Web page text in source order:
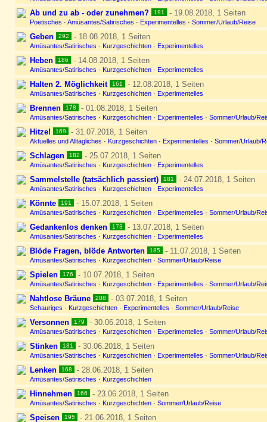
Ab und zu ab - oder zunehmen? 191 - 19.08.2018, 1 Seiten
Poetisches · Amüsantes/Satirisches · Experimentelles · Sommer/Urlaub/Reise
Geben 292 - 18.08.2018, 1 Seiten
Amüsantes/Satirisches · Kurzgeschichten · Experimentelles
Heben 186 - 14.08.2018, 1 Seiten
Amüsantes/Satirisches · Kurzgeschichten · Experimentelles
Halten 2. Möglichkeit 161 - 12.08.2018, 1 Seiten
Amüsantes/Satirisches · Kurzgeschichten · Experimentelles
Brennen 178 - 01.08.2018, 1 Seiten
Amüsantes/Satirisches · Kurzgeschichten · Experimentelles · Sommer/Urlaub/
Hitze! 169 - 31.07.2018, 1 Seiten
Aktuelles und Alltägliches · Kurzgeschichten · Experimentelles · Sommer/Urlaub/
Schlagen 182 - 25.07.2018, 1 Seiten
Amüsantes/Satirisches · Kurzgeschichten · Experimentelles
Sammelstelle (tatsächlich passiert) 181 - 24.07.2018, 1 Seiten
Amüsantes/Satirisches · Kurzgeschichten · Experimentelles
Könnte 191 - 15.07.2018, 1 Seiten
Amüsantes/Satirisches · Kurzgeschichten · Experimentelles · Sommer/Urlaub/
Gedankenlos denken 173 - 13.07.2018, 1 Seiten
Amüsantes/Satirisches · Kurzgeschichten · Experimentelles
Blöde Fragen, blöde Antworten 185 - 11.07.2018, 1 Seiten
Amüsantes/Satirisches · Kurzgeschichten · Sommer/Urlaub/Reise
Spielen 176 - 10.07.2018, 1 Seiten
Amüsantes/Satirisches · Kurzgeschichten · Experimentelles · Sommer/Urlaub/
Nahtlose Bräune 208 - 03.07.2018, 1 Seiten
Schauriges · Kurzgeschichten · Experimentelles · Sommer/Urlaub/Reise
Versonnen 179 - 30.06.2018, 1 Seiten
Amüsantes/Satirisches · Kurzgeschichten · Experimentelles · Sommer/Urlaub/
Stinken 181 - 30.06.2018, 1 Seiten
Amüsantes/Satirisches · Kurzgeschichten · Experimentelles · Sommer/Urlaub/
Lenken 168 - 28.06.2018, 1 Seiten
Amüsantes/Satirisches · Kurzgeschichten
Hinnehmen 166 - 23.06.2018, 1 Seiten
Amüsantes/Satirisches · Kurzgeschichten · Sommer/Urlaub/Reise
Speisen 195 - 21.06.2018, 1 Seiten